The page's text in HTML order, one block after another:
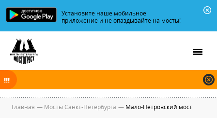
Установите наше мобильное
приложение и не опаздывайте на мосты!
разводятся по графику.
Главная — Мосты Санкт-Петербурга — Мало-Петровский мост